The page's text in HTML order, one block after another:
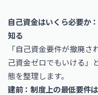
自己資金はいくら必要か
知る
「自己資金要件が撤廃
己資金ゼロでもいける」
態を整理します。
建前：制度上の最低要件